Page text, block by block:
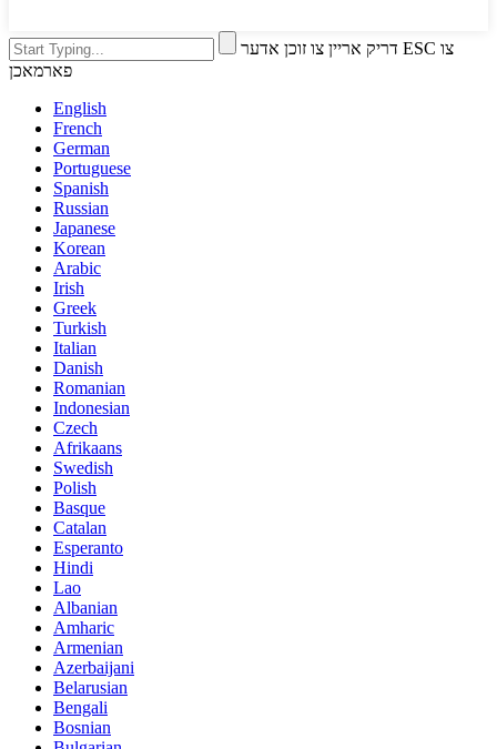
דריק אריין צו זוכן אדער ESC צו
פארמאכן
English
French
German
Portuguese
Spanish
Russian
Japanese
Korean
Arabic
Irish
Greek
Turkish
Italian
Danish
Romanian
Indonesian
Czech
Afrikaans
Swedish
Polish
Basque
Catalan
Esperanto
Hindi
Lao
Albanian
Amharic
Armenian
Azerbaijani
Belarusian
Bengali
Bosnian